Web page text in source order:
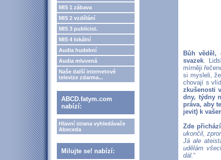
MIS 1 zábava
MIS 2 vzdělání
MIS 3 publicist.
MIS 4 lokální
Audia hudební
Audia mluvená
Naše další internetové
televize zdarma...
ABCD.fatym.com
nabízí:
Hlavní strana vyhledávače
Abeceda
Milujte se! nabízí:
Bůh věděl,
svazek.
mírněji
si mysleli,
chovají s
zkušenosti
dny, týdny
práva, aby
jevit) k
Zde
ukončil,
Já ale
udělám
dál.“